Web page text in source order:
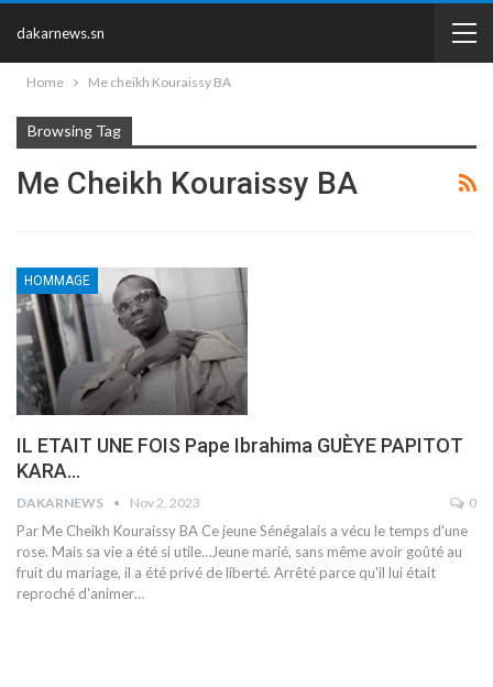
dakarnews.sn
Home Me cheikh Kouraissy BA
Browsing Tag
Me Cheikh Kouraissy BA
HOMMAGE
IL ETAIT UNE FOIS Pape Ibrahima GUÈYE PAPITOT
KARA…
DAKARNEWS Nov 2, 2023 0
Par Me Cheikh Kouraissy BA Ce jeune Sénégalais a vécu le temps d'une
rose. Mais sa vie a été si utile…Jeune marié, sans même avoir goûté au
fruit du mariage, il a été privé de liberté. Arrêté parce qu'il lui était
reproché d'animer…